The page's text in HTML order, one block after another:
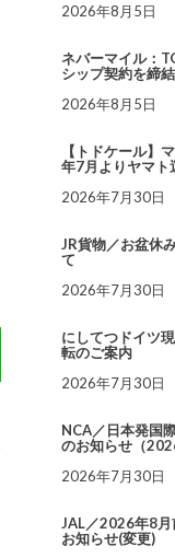
2026年8月5日
ネバーマイル：
シップ契約を締
2026年8月5日
【トドケール】
年7月よりヤマト
2026年7月30日
JR貨物／お盆休
て
2026年7月30日
にしてつドイツ
転のご案内
2026年7月30日
NCA／日本発国
のお知らせ（
2026年7月30日
JAL／2026年8
お知らせ(変更)